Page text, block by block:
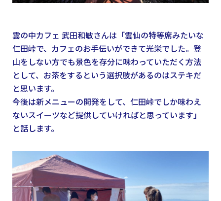
雲の中カフェ 武田和敏さんは「雲仙の特等席みたいな
仁田峠で、カフェのお手伝いができて光栄でした。登
山をしない方でも景色を存分に味わっていただく方法
として、お茶をするという選択肢があるのはステキだ
と思います。
今後は新メニューの開発をして、仁田峠でしか味わえ
ないスイーツなど提供していければと思っています」
と話します。